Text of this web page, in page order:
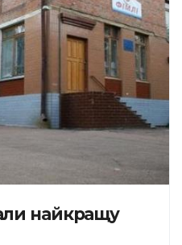
найкращу